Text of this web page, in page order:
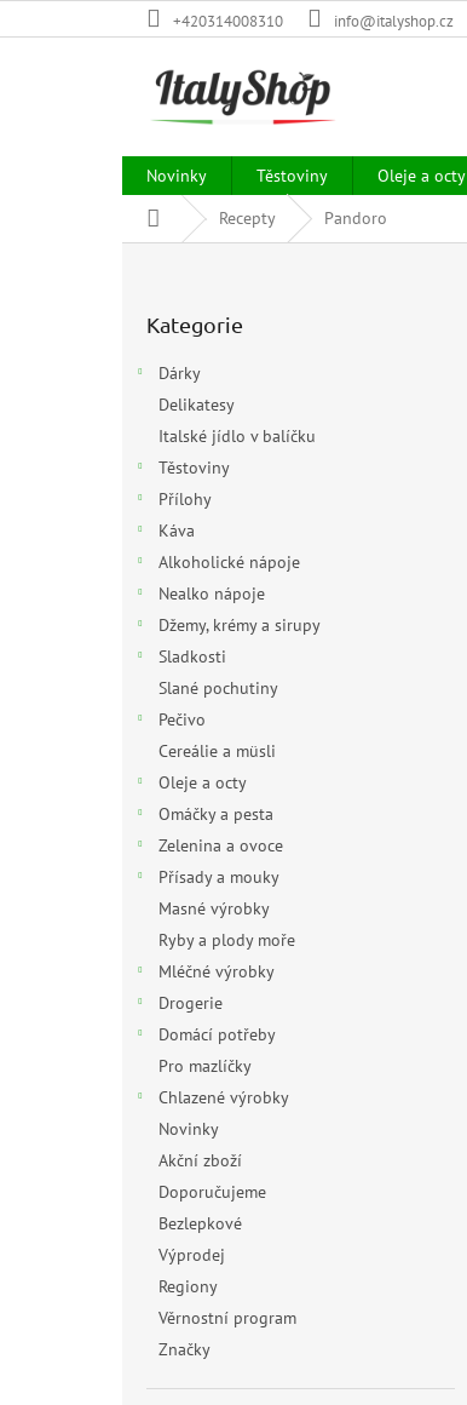
na
+420314008310 info@italyshop.cz
Novinky Těstoviny Oleje a octy
Domů
Recepty Pandoro
kategorie
Kategorie
Dárky
Delikatesy
Italské jídlo v balíčku
Těstoviny
Přílohy
Káva
Alkoholické nápoje
Nealko nápoje
Džemy, krémy a sirupy
Sladkosti
Slané pochutiny
Pečivo
Cereálie a müsli
Oleje a octy
Omáčky a pesta
Zelenina a ovoce
Přísady a mouky
Masné výrobky
Ryby a plody moře
Mléčné výrobky
Drogerie
Domácí potřeby
Pro mazlíčky
Chlazené výrobky
Novinky
Akční zboží
Doporučujeme
Bezlepkové
Výprodej
Regiony
Věrnostní program
Značky